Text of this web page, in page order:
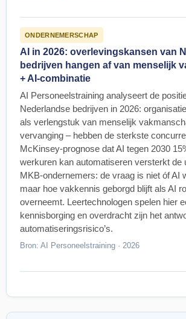
ONDERNEMERSCHAP
AI in 2026: overlevingskansen van
bedrijven hangen af van menselijk
+ AI-combinatie
AI Personeelstraining analyseert de
Nederlandse bedrijven in 2026:
als verlengstuk van menselijk
vervanging – hebben de sterkste
McKinsey-prognose dat AI tegen 2030
werkuren kan automatiseren versterkt de
MKB-ondernemers: de vraag is niet óf AI
maar hoe vakkennis geborgd blijft als AI
overneemt. Leertechnologen spelen hier
kennisborging en overdracht zijn het
automatiseringsrisico’s.
Bron: AI Personeelstraining · 2026